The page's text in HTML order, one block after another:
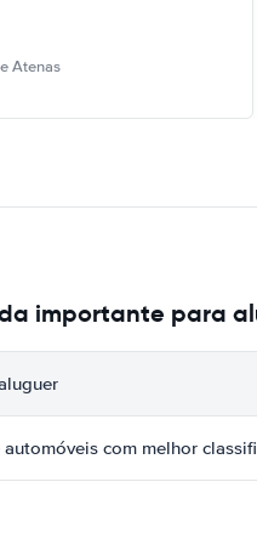
Atenas
importante para
com melhor